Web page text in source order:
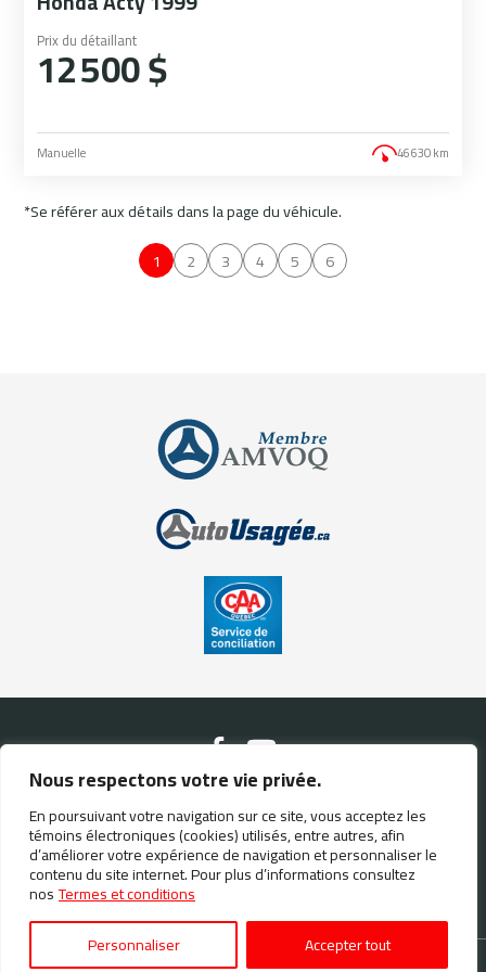
Nous respectons votre vie privée.
En poursuivant votre navigation sur ce site, vous acceptez les
témoins électroniques (cookies) utilisés, entre autres, afin
d’améliorer votre expérience de navigation et personnaliser le
contenu du site internet. Pour plus d’informations consultez
nosTermes et conditions
Personnaliser
Accepter tout
Prix du détaillant
12 500 $
Manuelle 46 630 km
*Se référer aux détails dans la page du véhicule.
1
2 3 4 5 6
Nous contacter
(819) 469-9288
Termes et conditions| © Tous droits réservés 2026Association